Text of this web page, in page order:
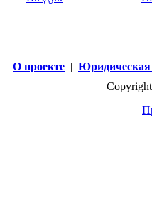
| О проекте |